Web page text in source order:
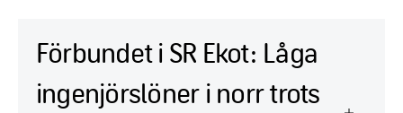
Förbundet i SR Ekot: Låga
ingenjörslöner i norr trots